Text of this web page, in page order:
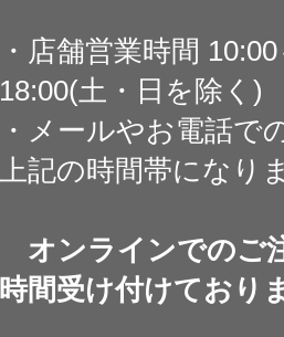
・店舗営業時間
18:00(土・日を除く)
・メールやお電話で
上記の時間帯になり
オンラインでのご
時間受け付けており